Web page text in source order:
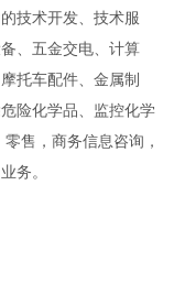
技术开发、技术服
、五金交电、计算
托车配件、金属制
险化学品、监控化学
售，商务信息咨询，
务。